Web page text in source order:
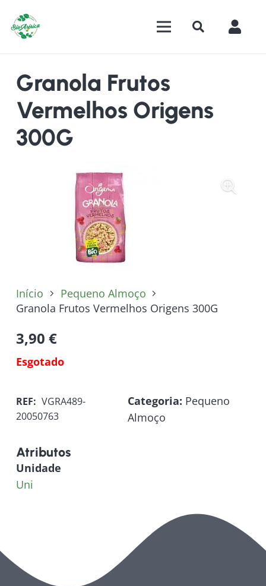
Granola Frutos
Vermelhos Origens
300G
Início
Pequeno Almoço
Granola Frutos Vermelhos Origens 300G
3,90 €
Esgotado
REF: VGRA489-
20050763
Categoria: Pequeno
Almoço
Atributos
Unidade
Uni